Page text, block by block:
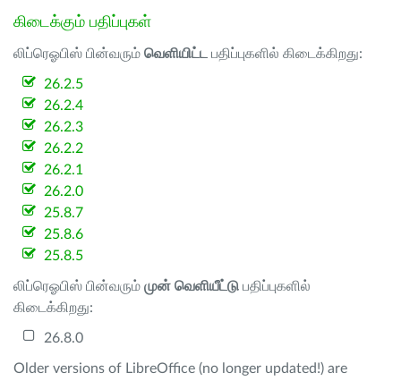
கிடைக்கும் பதிப்புகள்
லிப்ரெஓபிஸ் பின்வரும் வெளியிட்ட பதிப்புகளில் கிடைக்கிறது:
26.2.5
26.2.4
26.2.3
26.2.2
26.2.1
26.2.0
25.8.7
25.8.6
25.8.5
லிப்ரெஓபிஸ் பின்வரும் முன் வெளியீட்டு பதிப்புகளில்
கிடைக்கிறது:
26.8.0
Older versions of LibreOffice (no longer updated!) are